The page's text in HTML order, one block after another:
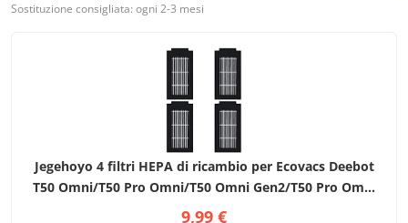
Sostituzione consigliata: ogni 2-3 mesi
Jegehoyo 4 filtri HEPA di ricambio per Ecovacs Deebot
T50 Omni/T50 Pro Omni/T50 Omni Gen2/T50 Pro Omni
Gen2/T30C Omni/T30C Omni Gen2 Accessori per
9,99 €